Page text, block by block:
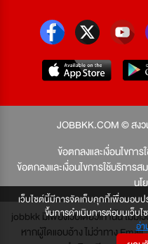
เว็บไซต์นี้มีการจัดเก็บคุกกี้เพื่อมอบป
ขึ้นการดำเนินการต่อบนเว็บ
อ่า
JOBBKK.COM © สง
ข้อตกลงและเงื่อนไขกา
ข้อตกลงและเงื่อนไขการใช้บริการ
นโ
jobbkk มีเพียงเว็บเดียวเท่านั้น ไม่มี
หากผู้ใดแอบอ้าง ไม่ว่าทาง